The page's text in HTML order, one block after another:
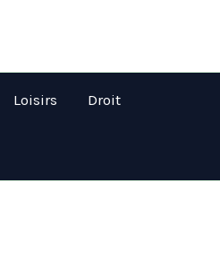
Loisirs Droit